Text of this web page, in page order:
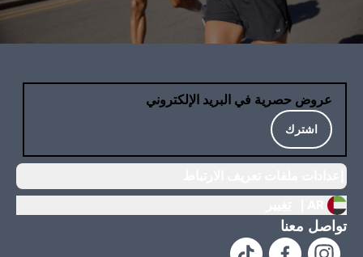
عروض حصرية في البريد الإلكتروني
اشترك
تواصل معنا